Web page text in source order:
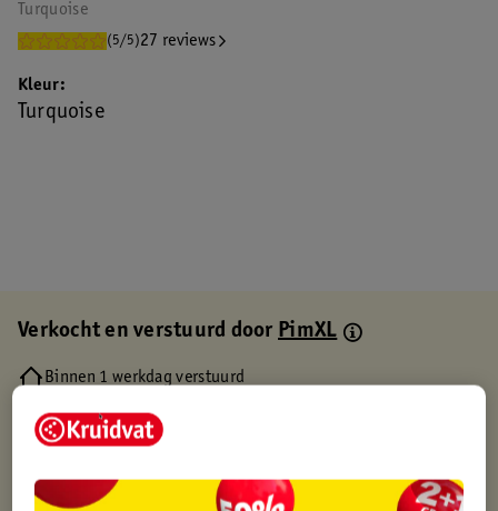
Turquoise
(5/5)27 reviews
Kleur
Turquoise
Verkocht en verstuurd doorPimXL
Binnen 1 werkdag verstuurd
Gratis retourneren via verkooppartner.